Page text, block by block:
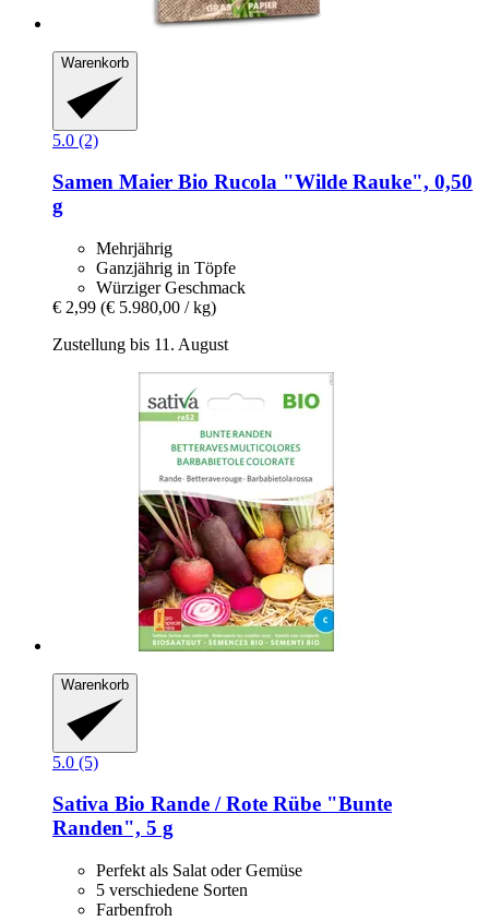
Warenkorb
5.0 (2)
Samen Maier Bio Rucola "Wilde Rauke", 0,50
g
Mehrjährig
Ganzjährig in Töpfe
Würziger Geschmack
€ 2,99 (€ 5.980,00 / kg)
Zustellung bis 11. August
Warenkorb
5.0 (5)
Sativa Bio Rande / Rote Rübe "Bunte
Randen", 5 g
Perfekt als Salat oder Gemüse
5 verschiedene Sorten
Farbenfroh